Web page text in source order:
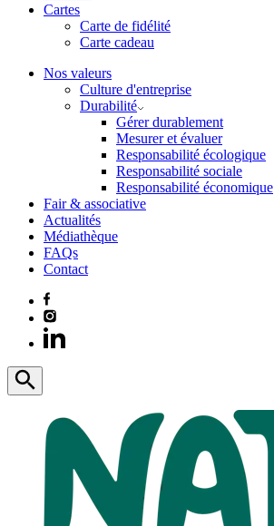
Cartes
Carte de fidélité
Carte cadeau
Nos valeurs
Culture d'entreprise
Durabilité
Gérer durablement
Mesurer et évaluer
Responsabilité écologique
Responsabilité sociale
Responsabilité économique
Fair & associative
Actualités
Médiathèque
FAQs
Contact